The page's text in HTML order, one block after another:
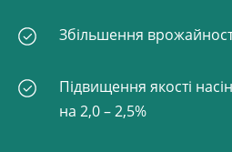
Збільшення
Підвищення якості
на 2,0 – 2,5%